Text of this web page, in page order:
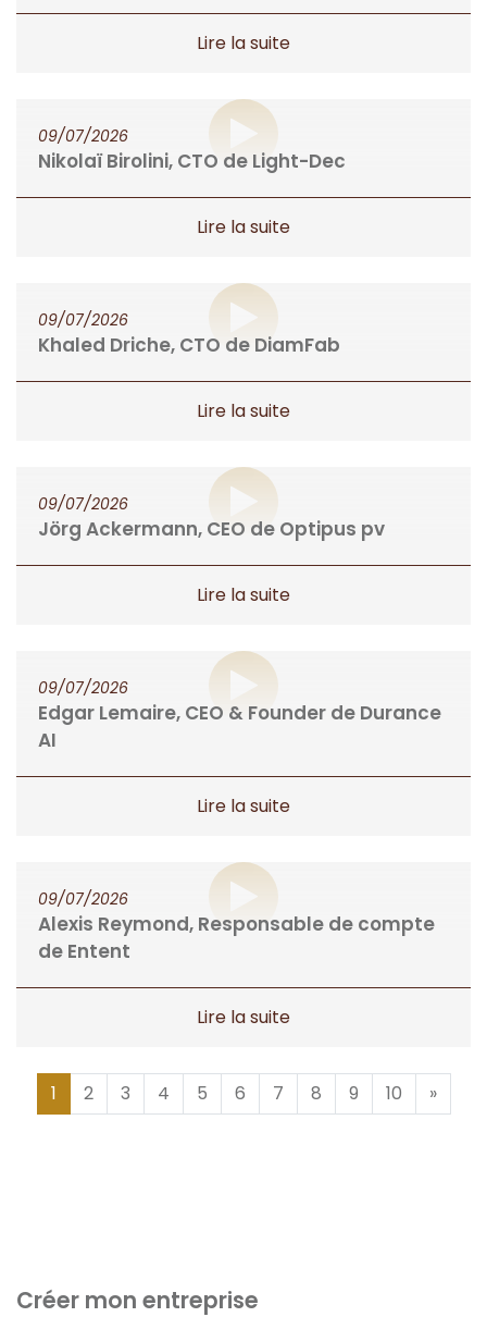
Nikolaï Birolini, CTO de Light-Dec
09/07/2026
Khaled Driche, CTO de DiamFab
09/07/2026
Jörg Ackermann, CEO de Optipus pv
09/07/2026
Edgar Lemaire, CEO & Founder de Durance
AI
09/07/2026
Alexis Reymond, Responsable de compte
de Entent
09/07/2026
1 2 3 4 5 6 7 8 9 10 »
Créer mon entreprise